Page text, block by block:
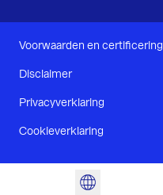
Voorwaarden en certificering
Disclaimer
Privacyverklaring
Cookieverklaring